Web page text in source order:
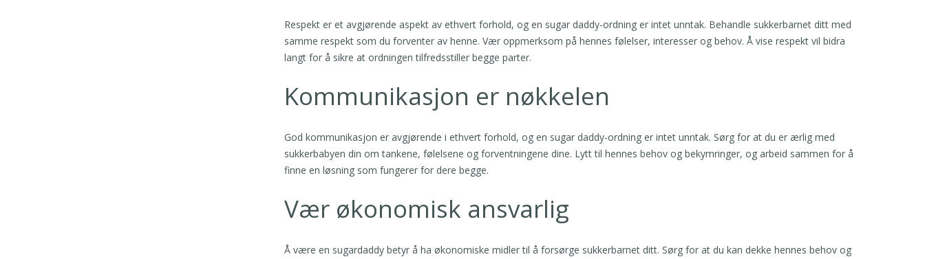
Respekt er et avgjørende aspekt av ethvert forhold, og en sugar daddy-ordning er intet unntak. Behandle sukkerbarnet ditt med
samme respekt som du forventer av henne. Vær oppmerksom på hennes følelser, interesser og behov. Å vise respekt vil bidra
langt for å sikre at ordningen tilfredsstiller begge parter.
Kommunikasjon er nøkkelen
God kommunikasjon er avgjørende i ethvert forhold, og en sugar daddy-ordning er intet unntak. Sørg for at du er ærlig med
sukkerbabyen din om tankene, følelsene og forventningene dine. Lytt til hennes behov og bekymringer, og arbeid sammen for å
finne en løsning som fungerer for dere begge.
Vær økonomisk ansvarlig
Å være en sugardaddy betyr å ha økonomiske midler til å forsørge sukkerbarnet ditt. Sørg for at du kan dekke hennes behov og